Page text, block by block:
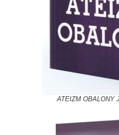
ATEIZM OBALONY